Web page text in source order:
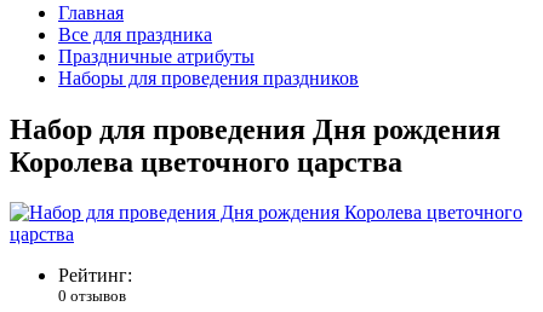
Главная
Все для праздника
Праздничные атрибуты
Наборы для проведения праздников
Набор для проведения Дня рождения
Королева цветочного царства
Рейтинг:
0 отзывов